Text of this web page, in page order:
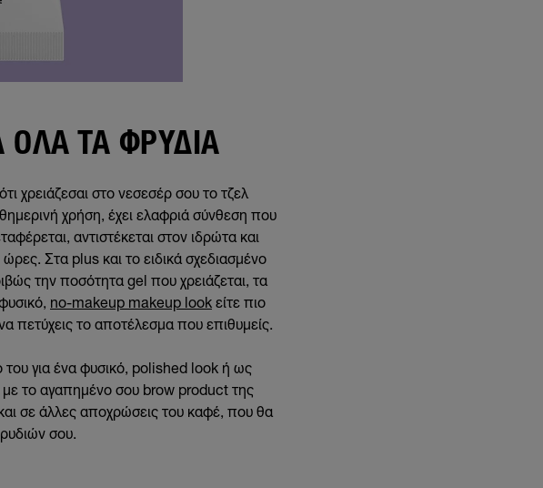
ΌΛΑ ΤΑ ΦΡΎΔΙΑ
χρειάζεσαι στο νεσεσέρ σου το τζελ
χρήση, έχει ελαφριά σύνθεση που
αντιστέκεται στον ιδρώτα και
Στα plus και το ειδικά σχεδιασμένο
την ποσότητα gel που χρειάζεται, τα
no-makeup makeup look είτε πιο
πετύχεις το αποτέλεσμα που επιθυμείς.
για ένα φυσικό, polished look ή ως
με το αγαπημένο σου brow product της
σε άλλες αποχρώσεις του καφέ, που θα
σου.